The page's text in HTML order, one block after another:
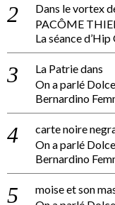
Dans le vortex
PACÔME
La séance d’Hip
La Patriedans
On a parlé
Bernardino
carte noire
On a parlé
Bernardino
moise et son